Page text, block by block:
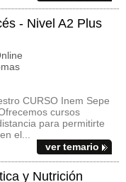
- Nivel A2 Plus
CURSO Inem Sepe
cursos
para permitirte
el...
ver temario
y Nutrición